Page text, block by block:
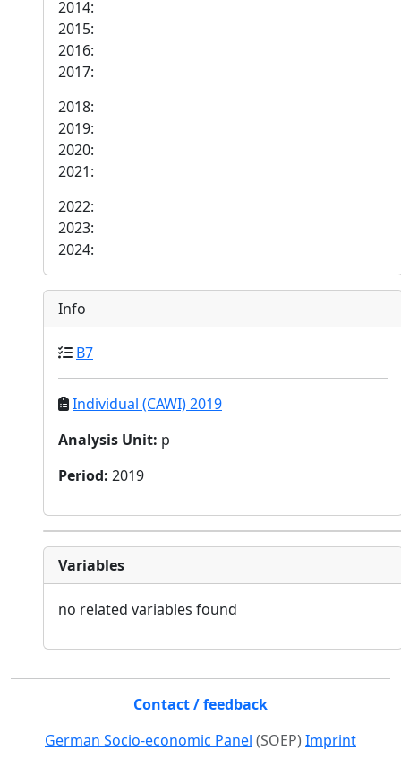
2014:
2015:
2016:
2017:
2018:
2019:
2020:
2021:
2022:
2023:
2024:
Info
B7
Individual (CAWI) 2019
Analysis Unit: p
Period: 2019
Variables
no related variables found
Contact / feedback
German Socio-economic Panel (SOEP) Imprint